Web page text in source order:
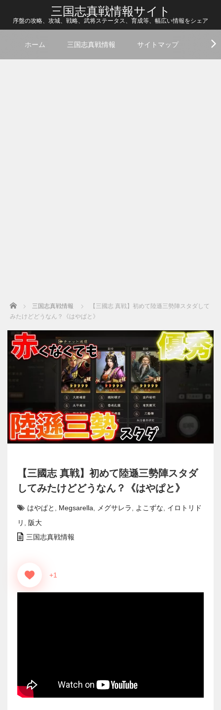
三国志真戦情報サイト
序盤の攻略、攻城、戦略、武将ステータス、育成等、幅広い情報をシェア
ホーム 三国志真戦情報 サイトマップ
Home 三国志真戦情報
【三國志 真戦】初めて陸遜三勢陣スタダして
みたけどどうなん？《はやぱと》
【三國志 真戦】初めて陸遜三勢陣スタダ
してみたけどどうなん？《はやぱと》
はやぱと Megsarella メグサレラ よこずな
イロトリド
リ
阪大
三国志真戦情報
+1